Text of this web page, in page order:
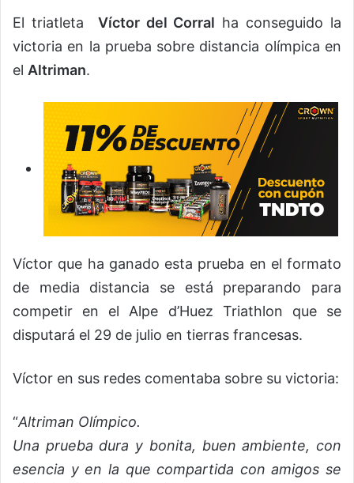
El triatleta Víctor del Corral ha conseguido la
victoria en la prueba sobre distancia olímpica en
el Altriman.
Víctor que ha ganado esta prueba en el formato
de media distancia se está preparando para
competir en el Alpe d’Huez Triathlon que se
disputará el 29 de julio en tierras francesas.
Víctor en sus redes comentaba sobre su victoria:
“Altriman Olímpico.
Una prueba dura y bonita, buen ambiente, con
esencia y en la que compartida con amigos se